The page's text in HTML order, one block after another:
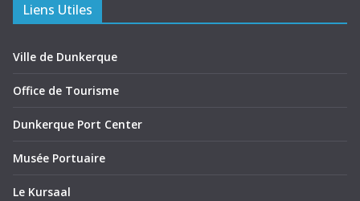
Liens Utiles
Ville de Dunkerque
Office de Tourisme
Dunkerque Port Center
Musée Portuaire
Le Kursaal